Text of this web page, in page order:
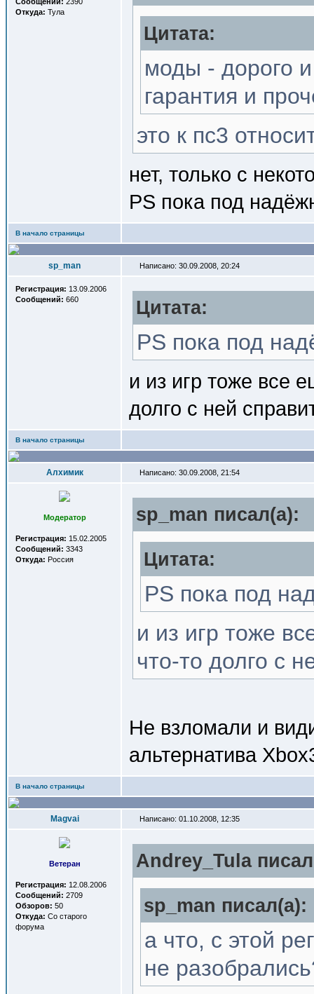
Откуда: Тула
Цитата:
моды - дорого
гарантия и
это к пс3
нет, только с
PS пока под
В начало страницы
sp_man Написано: 30.09.2008, 20:24
Регистрация: 13.09.2006
Сообщений: 660 Цитата:
PS пока под
и из игр тоже все
долго с ней
В начало страницы
Алхимик Написано: 30.09.2008, 21:54
Модератор
Регистрация: 15.02.2005
Сообщений: 3343
Откуда: Россия
sp_man писал(a):
Цитата:
PS пока под
и из игр тоже
что-то долго с
Не взломали и
альтернатива
В начало страницы
Magvai Написано: 01.10.2008, 12:35
Ветеран
Регистрация: 12.08.2006
Сообщений: 2709
Обзоров: 50
Откуда: Со старого
форума
Andrey_Tula
sp_man писал(a):
а что, с этой
не